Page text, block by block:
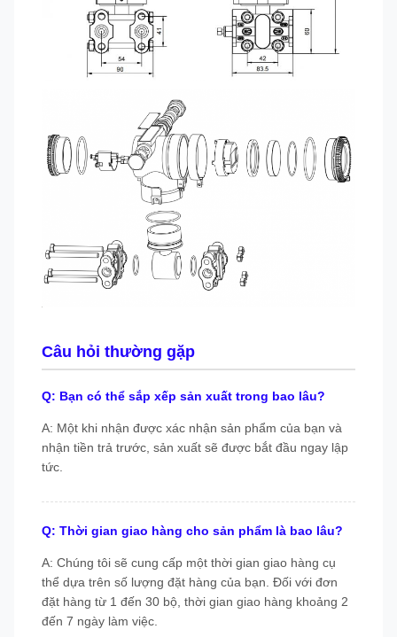
Câu hỏi thường gặp
Q: Bạn có thể sắp xếp sản xuất trong bao lâu?
A: Một khi nhận được xác nhận sản phẩm của bạn và
nhận tiền trả trước, sản xuất sẽ được bắt đầu ngay lập
tức.
Q: Thời gian giao hàng cho sản phẩm là bao lâu?
A: Chúng tôi sẽ cung cấp một thời gian giao hàng cụ
thể dựa trên số lượng đặt hàng của bạn. Đối với đơn
đặt hàng từ 1 đến 30 bộ, thời gian giao hàng khoảng 2
đến 7 ngày làm việc.